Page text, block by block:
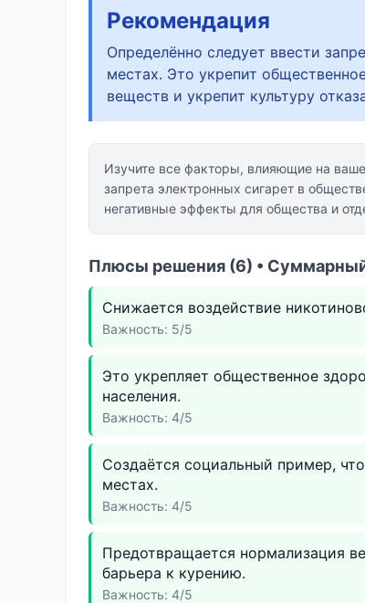
Рекомендация
Определённо следует ввести
местах. Это укрепит
веществ и укрепит культуру
Изучите все факторы, влияющие на
запрета электронных сигарет в
негативные эффекты для общества и
Плюсы решения (6) •
Снижается воздействие
Важность: 5/5
Это укрепляет общественное
населения.
Важность: 4/5
Создаётся социальный пример,
местах.
Важность: 4/5
Предотвращается нормализация
барьера к курению.
Важность: 4/5